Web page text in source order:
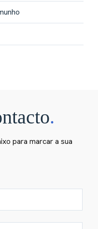
.
para marcar a sua